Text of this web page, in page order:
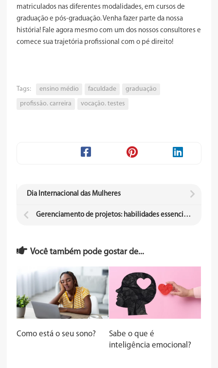
matriculados nas diferentes modalidades, em cursos de
graduação e pós-graduação. Venha fazer parte da nossa
história! Fale agora mesmo com um dos nossos consultores e
comece sua trajetória profissional com o pé direito!
Tags: ensino médio faculdade
graduação
profissão. carreira
vocação. testes
Dia Internacional das Mulheres
Gerenciamento de projetos: habilidades essenciais para o sucesso profissional
Você também pode gostar de...
Como está o seu sono?
Sabe o que é
inteligência emocional?